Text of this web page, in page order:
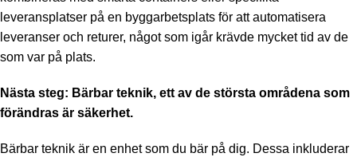
leveransplatser på en byggarbetsplats för att automatisera
leveranser och returer, något som igår krävde mycket tid av de
som var på plats.
Nästa steg: Bärbar teknik, ett av de största områdena som
förändras är säkerhet.
Bärbar teknik är en enhet som du bär på dig. Dessa inkluderar